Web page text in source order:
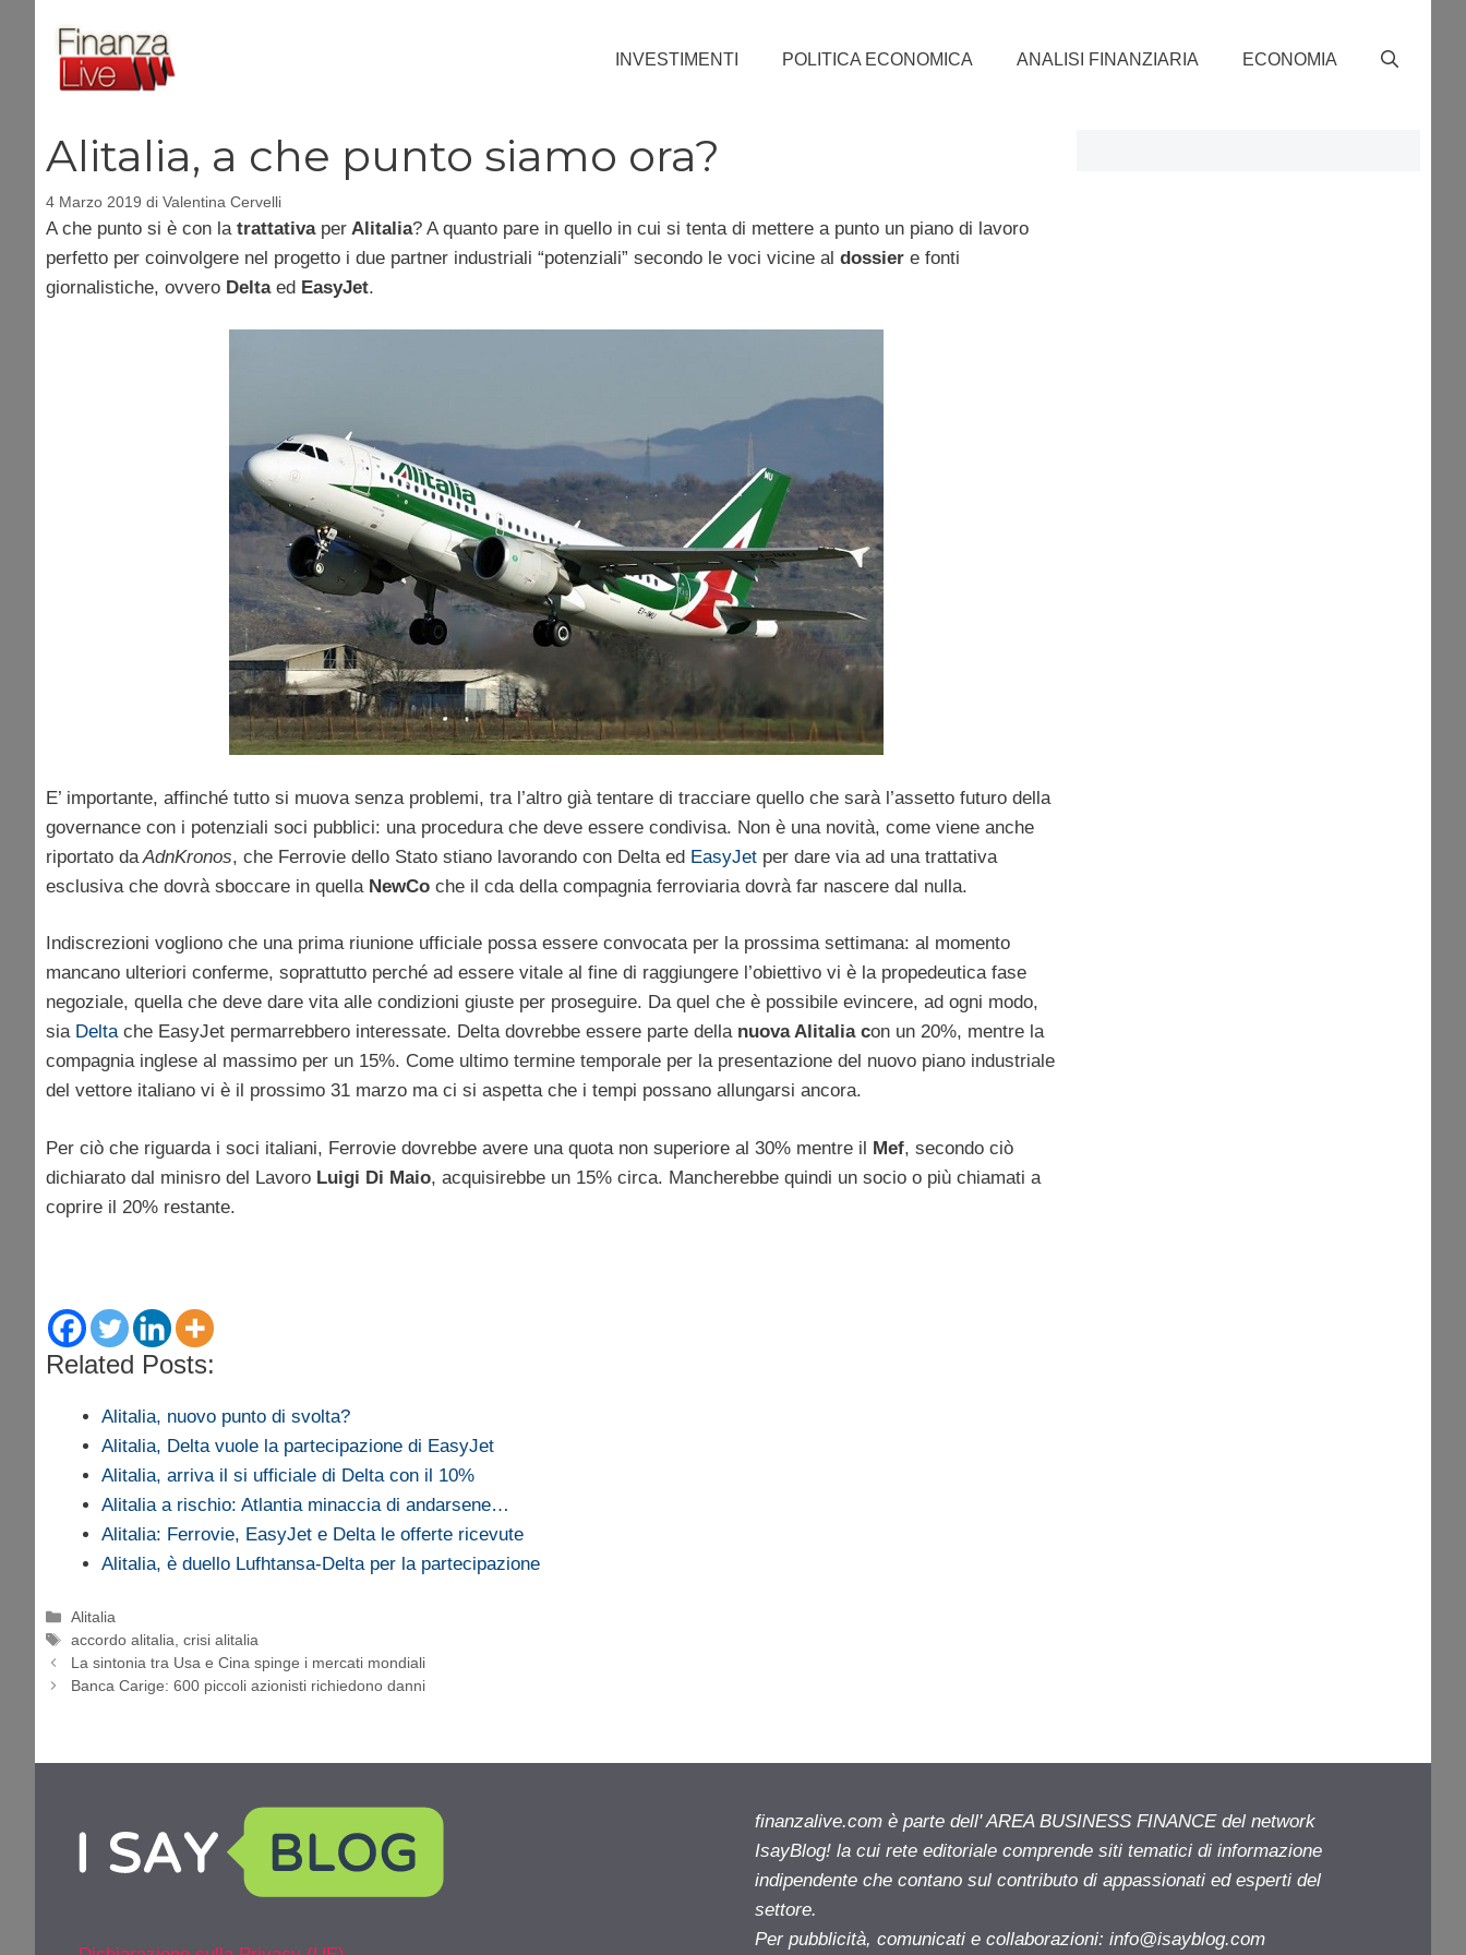
contenuto
INVESTIMENTI POLITICA ECONOMICA ANALISI FINANZIARIA ECONOMIA
Alitalia, a che punto siamo ora?
4 Marzo 2019 di Valentina Cervelli
A che punto si è con la trattativaper Alitalia? A quanto pare in quello in cui si tenta di mettere a punto un piano di lavoro
perfetto per coinvolgere nel progetto i due partner industriali “potenziali” secondo le voci vicine al dossier e fonti
giornalistiche, ovvero Deltaed EasyJet.
E’ importante, affinché tutto si muova senza problemi, tra l’altro già tentare di tracciare quello che sarà l’assetto futuro della
governance con i potenziali soci pubblici: una procedura che deve essere condivisa. Non è una novità, come viene anche
riportato da AdnKronos, che Ferrovie dello Stato stiano lavorando con Delta ed EasyJet per dare via ad una trattativa
esclusiva che dovrà sboccare in quella NewCo che il cda della compagnia ferroviaria dovrà far nascere dal nulla.
Indiscrezioni vogliono che una prima riunione ufficiale possa essere convocata per la prossima settimana: al momento
mancano ulteriori conferme, soprattutto perché ad essere vitale al fine di raggiungere l’obiettivo vi è la propedeutica fase
negoziale, quella che deve dare vita alle condizioni giuste per proseguire. Da quel che è possibile evincere, ad ogni modo,
sia Deltache EasyJet permarrebbero interessate. Delta dovrebbe essere parte della nuova Alitalia con un 20%, mentre la
compagnia inglese al massimo per un 15%. Come ultimo termine temporale per la presentazione del nuovo piano industriale
del vettore italiano vi è il prossimo 31 marzo ma ci si aspetta che i tempi possano allungarsi ancora.
Per ciò che riguarda i soci italiani, Ferrovie dovrebbe avere una quota non superiore al 30% mentre il Mef, secondo ciò
dichiarato dal minisro del Lavoro Luigi Di Maio, acquisirebbe un 15% circa. Mancherebbe quindi un socio o più chiamati a
coprire il 20% restante.
Related Posts:
Alitalia, nuovo punto di svolta?
Alitalia, Delta vuole la partecipazione di EasyJet
Alitalia, arriva il si ufficiale di Delta con il 10%
Alitalia a rischio: Atlantia minaccia di andarsene…
Alitalia: Ferrovie, EasyJet e Delta le offerte ricevute
Alitalia, è duello Lufhtansa-Delta per la partecipazione
Categorie
Alitalia
Tag
accordo alitalia ,crisi alitalia
La sintonia tra Usa e Cina spinge i mercati mondiali
Banca Carige: 600 piccoli azionisti richiedono danni
finanzalive.com è parte dell' AREA BUSINESS FINANCE del network
IsayBlog! la cui rete editoriale comprende siti tematici di informazione
indipendente che contano sul contributo di appassionati ed esperti del
settore.
Per pubblicità, comunicati e collaborazioni: info@isayblog.com